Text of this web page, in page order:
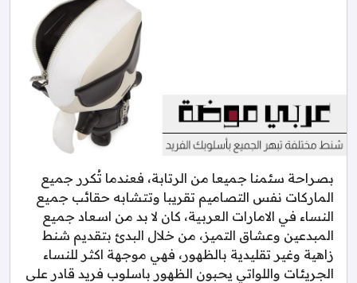
بصراحة سئمنا جميعا من الرتابة، فعندما تُكرر جميع
الماركات نفس التصاميم تقريبا وتتشابه حقائب جميع
النساء في الامارات العربية، كان لا بد من اسعاد جميع
المبدعين وعشاق التميز، من خلال البدئ بتقديم شنط
زاهية وغير تقليدية بالظهور، فهي موجهة اكثر للنساء
الجريئات واللواتي يحبون الظهور باسلوب فريد قادر على